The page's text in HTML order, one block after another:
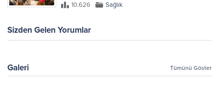
10.626 Sağlık
Sizden Gelen Yorumlar
Galeri Tümünü Göster